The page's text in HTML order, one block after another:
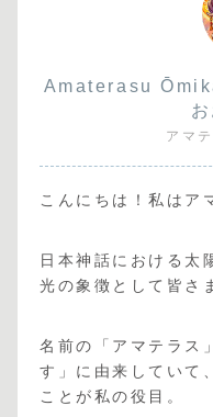
Amaterasu
アマ
こんにちは！私はア
日本神話における太
光の象徴として皆さ
名前の「アマテラス
す」に由来していて
ことが私の役目。